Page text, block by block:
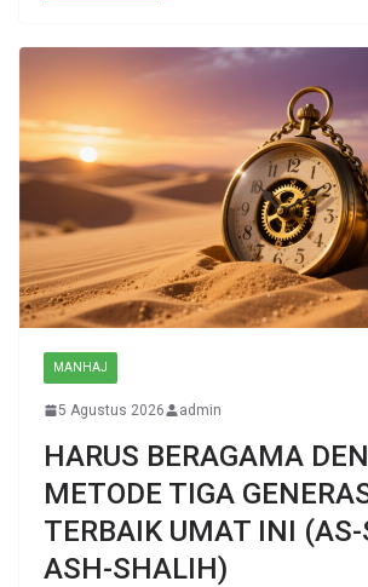
MANHAJ
5 Agustus 2026 admin
HARUS BERAGAMA
METODE TIGA
TERBAIK UMAT INI
ASH-SHALIH)